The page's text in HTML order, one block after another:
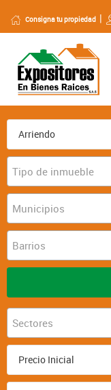
Consigna tu propiedad
Tipo de inmueble
Municipios
Barrios
Sectores